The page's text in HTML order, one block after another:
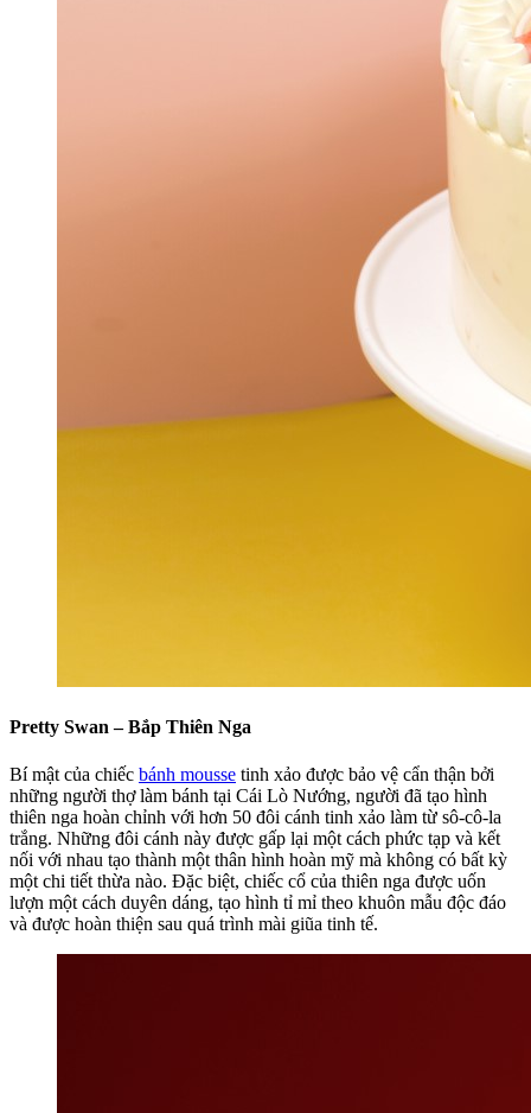
Pretty Swan – Bắp Thiên Nga
Bí mật của chiếc bánh mousse tinh xảo được bảo vệ cẩn thận bởi
những người thợ làm bánh tại Cái Lò Nướng, người đã tạo hình
thiên nga hoàn chỉnh với hơn 50 đôi cánh tinh xảo làm từ sô-cô-la
trắng. Những đôi cánh này được gấp lại một cách phức tạp và kết
nối với nhau tạo thành một thân hình hoàn mỹ mà không có bất kỳ
một chi tiết thừa nào. Đặc biệt, chiếc cổ của thiên nga được uốn
lượn một cách duyên dáng, tạo hình tỉ mỉ theo khuôn mẫu độc đáo
và được hoàn thiện sau quá trình mài giũa tinh tế.